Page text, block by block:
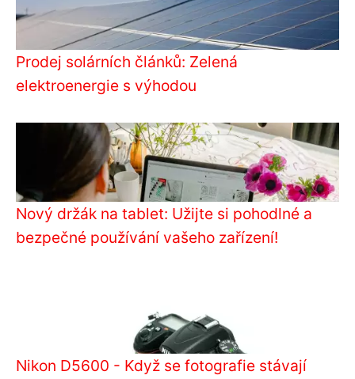
Prodej solárních článků: Zelená
elektroenergie s výhodou
Nový držák na tablet: Užijte si pohodlné a
bezpečné používání vašeho zařízení!
Nikon D5600 - Když se fotografie stávají